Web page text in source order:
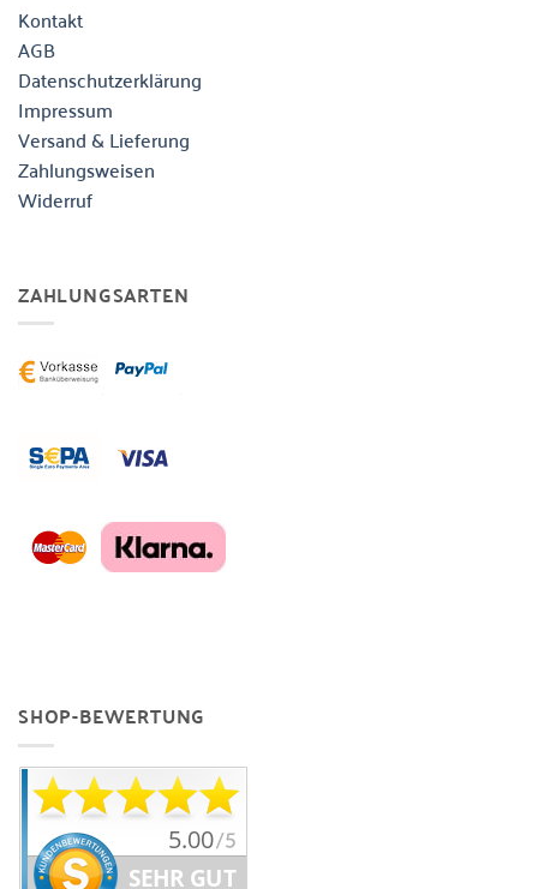
Kontakt
AGB
Datenschutzerklärung
Impressum
Versand & Lieferung
Zahlungsweisen
Widerruf
ZAHLUNGSARTEN
SHOP-BEWERTUNG